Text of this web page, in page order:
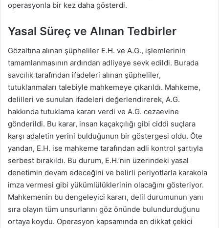
operasyonla bir kez daha gösterdi.
Yasal Süreç ve Alınan Tedbirler
Gözaltına alınan şüpheliler E.H. ve A.G., işlemlerinin
tamamlanmasının ardından adliyeye sevk edildi. Burada
savcılık tarafından ifadeleri alınan şüpheliler,
tutuklanmaları talebiyle mahkemeye çıkarıldı. Mahkeme,
delilleri ve sunulan ifadeleri değerlendirerek, A.G.
hakkında tutuklama kararı verdi ve A.G. cezaevine
gönderildi. Bu karar, insan kaçakçılığı gibi ciddi suçlara
karşı adaletin yerini bulduğunun bir göstergesi oldu. Öte
yandan, E.H. ise mahkeme tarafından adli kontrol şartıyla
serbest bırakıldı. Bu durum, E.H.’nin üzerindeki yasal
denetimin devam edeceğini ve belirli periyotlarla karakola
imza vermesi gibi yükümlülüklerinin olacağını gösteriyor.
Mahkemenin bu dengeleyici kararı, delil durumunun yanı
sıra olayın tüm unsurlarını göz önünde bulundurduğunu
ortaya koydu. Operasyon kapsamında en dikkat çekici